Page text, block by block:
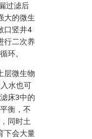
过滤后
大的微生
口竖井4
行二次养
环。
层微生物
水也可
床3中的
衡，不
同时土
下会大量